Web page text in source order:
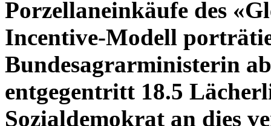
Porzellaneinkäufe des
Incentive-Modell
Bundesagrarministerin
entgegentritt 18.5
Sozialdemokrat an dies